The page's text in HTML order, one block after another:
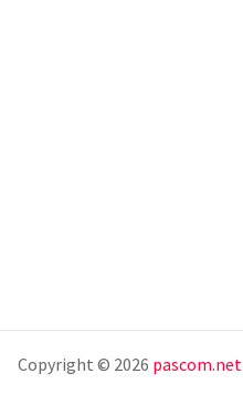
Copyright © 2026 pascom.net